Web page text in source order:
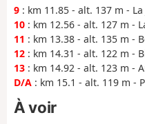
9 : km 11.85 - alt. 137 m -
10 : km 12.56 - alt. 127 m -
11 : km 13.38 - alt. 135 m -
12 : km 14.31 - alt. 122 m -
13 : km 14.92 - alt. 123 m -
D/A : km 15.1 - alt. 119 m -
À voir